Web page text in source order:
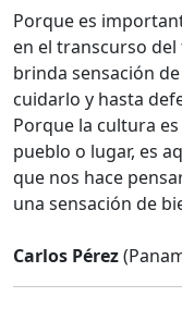
Porque es
en el transcurso
brinda sensación
cuidarlo y hasta
Porque la cultura
pueblo o lugar, es
que nos hace
una sensación de
Carlos Pérez